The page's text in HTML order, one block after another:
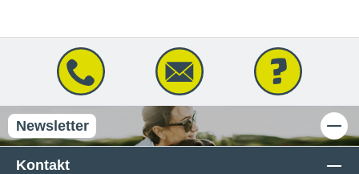
Newsletter
Kontakt